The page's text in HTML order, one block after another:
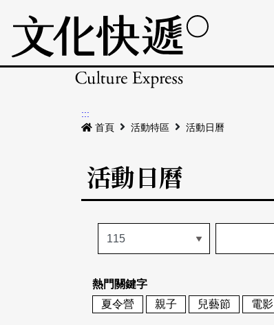
:::
首頁
活動特區 活動日曆
活動日曆
熱門關鍵字
夏令營
親子 兒藝節 電影